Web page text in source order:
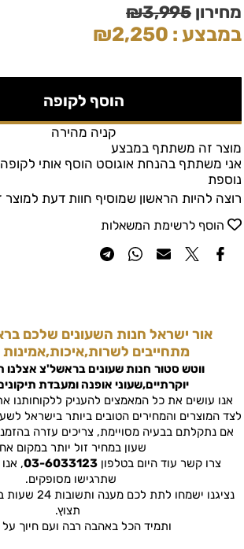
מחירון ₪3,995
במבצע : ₪2,250
הוסף לקופה
קניה מהירה
מוצר זה משתתף במבצע
אני משתתף בהנחת אוגוסט הוסף אותי
נוספת
רוצה להיות הראשון שמוסיף חוות דעת למוצר
הוסף לרשימת המשאלות
אור ישראל חנות השעונים שלכם
מתחייבים לשרות,איכות,אמינות
ווטש סטור חנות שעונים בראשל'צ אצלנו
יוקרתיים,שעוני אופנה ומעבדת
אנו עושים את כל המאמצים להעניק ללקוחותנו
לצד המוצרים והמחירים הטובים ביותר בישראל
אם נתקלתם בבעיה מסויימת, צריכים עזרה
שעון במחיר זול יותר במקום
צרו קשר עוד היום בטלפון03-6033123
,
שתרגישו מסופקים.
נציגנו ישמחו
תצוץ.
ותמיד הכל באהבה רבה ועם חיוך על